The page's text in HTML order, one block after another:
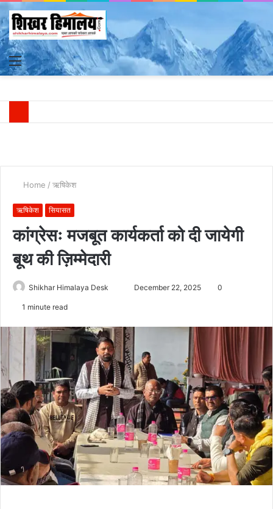
Menu
Home / ऋषिकेश
ऋषिकेश सियासत
कांग्रेसः मजबूत कार्यकर्ता को दी जायेगी
बूथ की ज़िम्मेदारी
Shikhar Himalaya Desk December 22, 2025 0
1 minute read